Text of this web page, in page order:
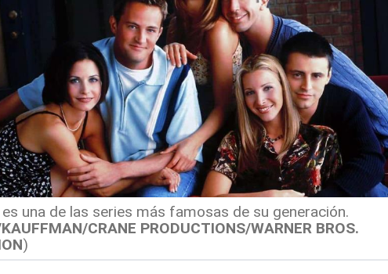
es una de las series más famosas de su generación.
CRANE PRODUCTIONS/WARNER BROS.
)